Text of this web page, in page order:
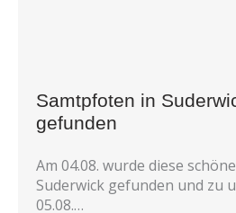
Samtpfoten in
gefunden
Am 04.08. wurde diese
Suderwick gefunden und zu
05.08.…